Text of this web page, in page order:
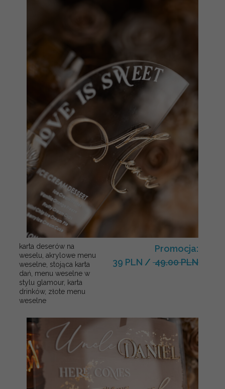
karta deserów na
weselu, akrylowe menu
weselne, stojąca karta
dań, menu weselne w
stylu glamour, karta
drinków, złote menu
weselne
Promocja:
39 PLN / 49.00 PLN